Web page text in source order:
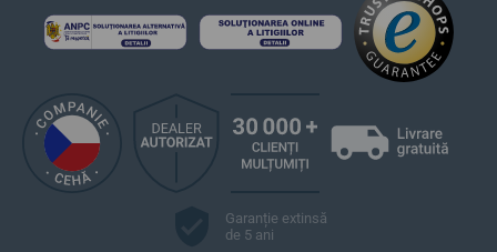
Garanție extinsă
de 5 ani